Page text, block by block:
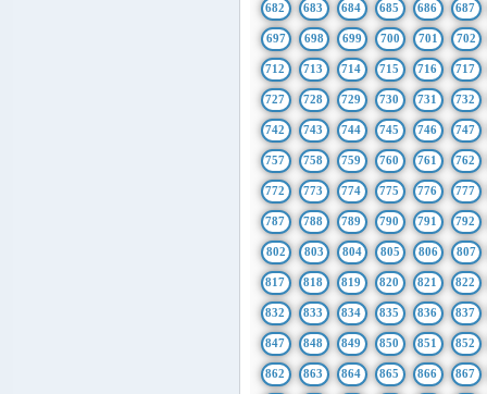
682 683 684 685 686 687
697 698 699 700 701 702
712 713 714 715 716 717
727 728 729 730 731 732
742 743 744 745 746 747
757 758 759 760 761 762
772 773 774 775 776 777
787 788 789 790 791 792
802 803 804 805 806 807
817 818 819 820 821 822
832 833 834 835 836 837
847 848 849 850 851 852
862 863 864 865 866 867